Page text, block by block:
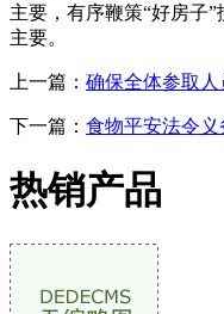
主要，有序鞭策“好房子
主要。
上一篇： 确保全体参取
下一篇： 食物平安法令
热销产品